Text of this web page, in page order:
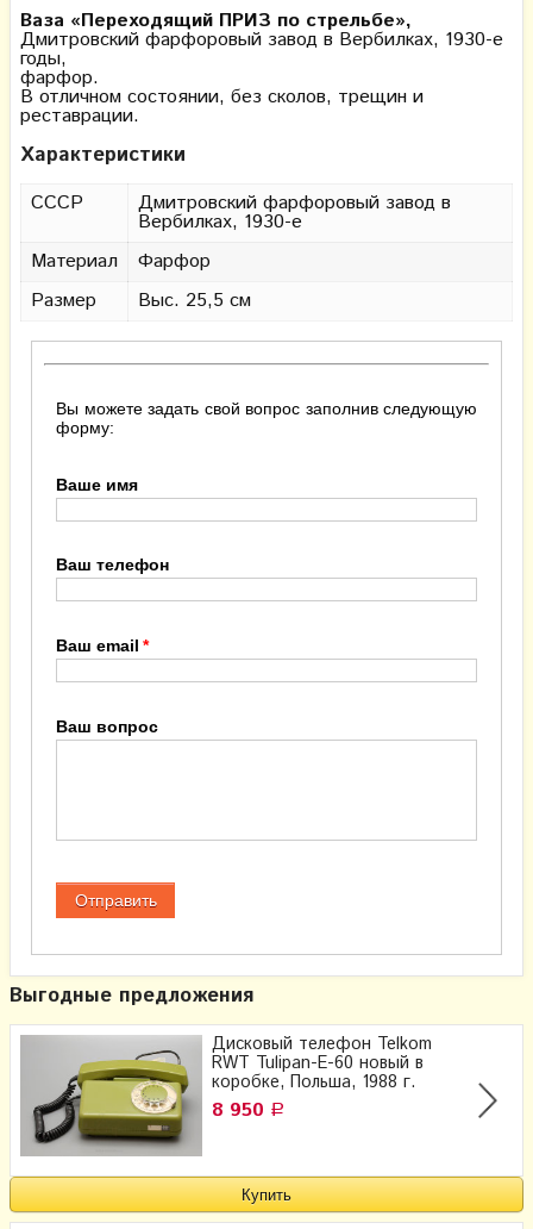
Ваза «Переходящий ПРИЗ по стрельбе»,
Дмитровский фарфоровый завод в Вербилках, 1930-е
годы,
фарфор.
В отличном состоянии, без сколов, трещин и
реставрации.
Характеристики
СССР Дмитровский фарфоровый завод в
Вербилках, 1930-е
Материал
Фарфор
Размер
Выс. 25,5 см
Вы можете задать свой вопрос заполнив следующую
форму:
Ваше имя
Ваш телефон
Ваш email
Ваш вопрос
Выгодные предложения
Дисковый телефон Telkom
RWT Tulipan-E-60 новый в
коробке, Польша, 1988 г.
8 950 Р